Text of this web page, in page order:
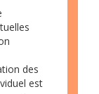
des
est